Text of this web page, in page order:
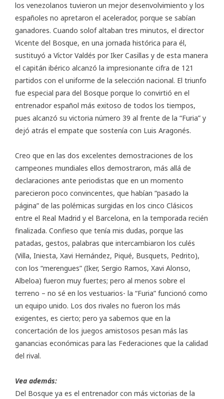
los venezolanos tuvieron un mejor desenvolvimiento y los
españoles no apretaron el acelerador, porque se sabían
ganadores. Cuando solof altaban tres minutos, el director
Vicente del Bosque, en una jornada histórica para él,
sustituyó a Víctor Valdés por Iker Casillas y de esta manera
el capitán ibérico alcanzó la impresionante cifra de 121
partidos con el uniforme de la selección nacional. El triunfo
fue especial para del Bosque porque lo convirtió en el
entrenador español más exitoso de todos los tiempos,
pues alcanzó su victoria número 39 al frente de la “Furia” y
dejó atrás el empate que sostenía con Luis Aragonés.
Creo que en las dos excelentes demostraciones de los
campeones mundiales ellos demostraron, más allá de
declaraciones ante periodistas que en un momento
parecieron poco convincentes, que habían “pasado la
página” de las polémicas surgidas en los cinco Clásicos
entre el Real Madrid y el Barcelona, en la temporada recién
finalizada. Confieso que tenía mis dudas, porque las
patadas, gestos, palabras que intercambiaron los culés
(Villa, Iniesta, Xavi Hernández, Piqué, Busquets, Pedrito),
con los “merengues” (Iker, Sergio Ramos, Xavi Alonso,
Albeloa) fueron muy fuertes; pero al menos sobre el
terreno – no sé en los vestuarios- la “Furia” funcionó como
un equipo unido. Los dos rivales no fueron los más
exigentes, es cierto; pero ya sabemos que en la
concertación de los juegos amistosos pesan más las
ganancias económicas para las Federaciones que la calidad
del rival.
Vea además:
Del Bosque ya es el entrenador con más victorias de la